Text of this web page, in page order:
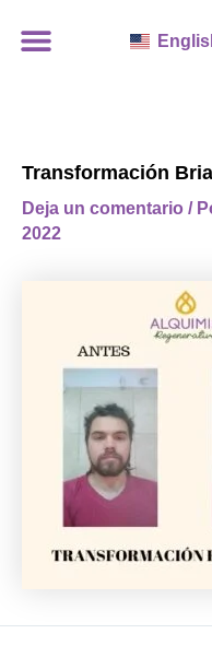
Transformación
Deja un comentario /
2022